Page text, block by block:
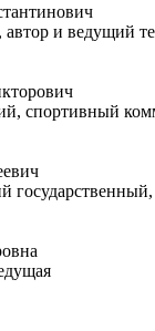
автор и ведущий
спортивный